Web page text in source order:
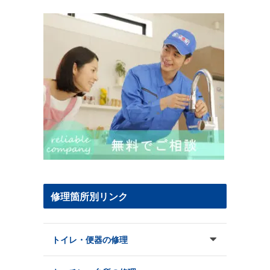
修理箇所別リンク
トイレ・便器の修理